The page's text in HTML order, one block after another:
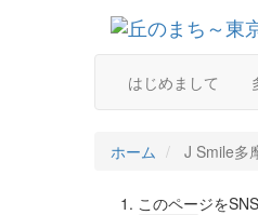
はじめまして
ホーム J Smile多
このページを